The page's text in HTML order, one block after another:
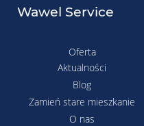
Wawel Service
Oferta
Aktualności
Blog
Zamień stare mieszkanie
O nas